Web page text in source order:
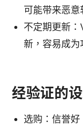
可能带来恶意
不定期更新
新，容易成为
经验证的
选购：信誉